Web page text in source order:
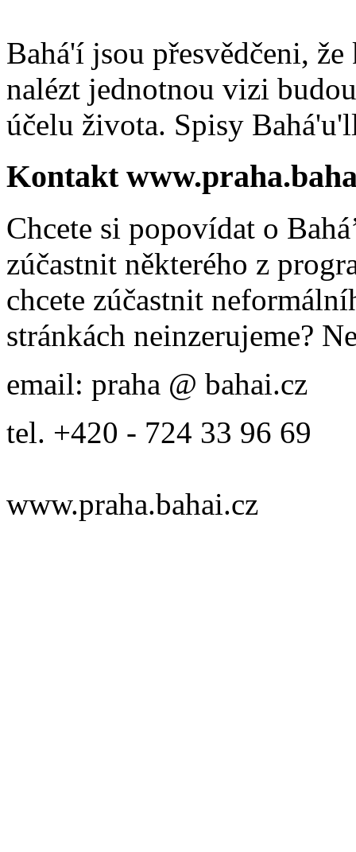
Bahá'í jsou přesvědčeni,
nalézt jednotnou vizi
účelu života. Spisy
Kontakt
Chcete si popovídat o
zúčastnit některého z
chcete zúčastnit
stránkách neinzerujeme?
email: praha @ bahai.cz
tel. +420 - 724 33 96 69
www.praha.bahai.cz